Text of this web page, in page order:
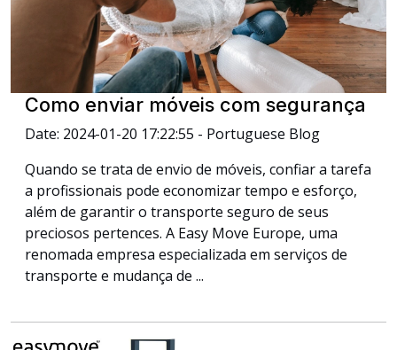
Como enviar móveis com segurança
Date: 2024-01-20 17:22:55 - Portuguese Blog
Quando se trata de envio de móveis, confiar a tarefa
a profissionais pode economizar tempo e esforço,
além de garantir o transporte seguro de seus
preciosos pertences. A Easy Move Europe, uma
renomada empresa especializada em serviços de
transporte e mudança de ...